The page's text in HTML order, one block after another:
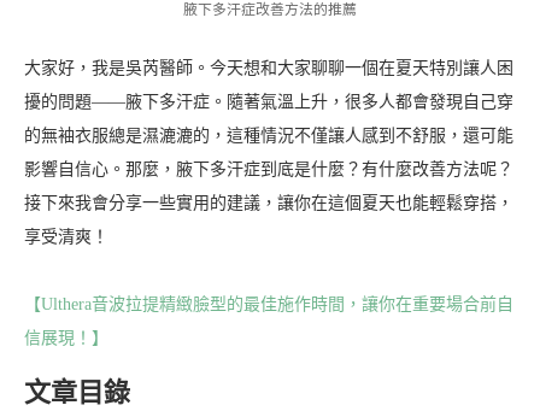
腋下多汗症改善方法的推薦
大家好，我是吳芮醫師。今天想和大家聊聊一個在夏天特別讓人困
擾的問題——腋下多汗症。隨著氣溫上升，很多人都會發現自己穿
的無袖衣服總是濕漉漉的，這種情況不僅讓人感到不舒服，還可能
影響自信心。那麼，腋下多汗症到底是什麼？有什麼改善方法呢？
接下來我會分享一些實用的建議，讓你在這個夏天也能輕鬆穿搭，
享受清爽！
【Ulthera音波拉提精緻臉型的最佳施作時間，讓你在重要場合前自
信展現！】
文章目錄